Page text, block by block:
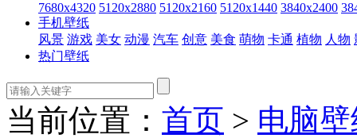
7680x4320 5120x2880 5120x2160 5120x1440 3840x2400
手机壁纸
风景 游戏 美女 动漫 汽车 创意 美食 萌物 卡通 植物 人物
热门壁纸
当前位置： 首页 > 电脑